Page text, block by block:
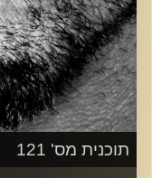
תוכנית מס' 121